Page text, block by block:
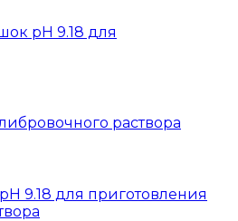
9.18 для приготовления